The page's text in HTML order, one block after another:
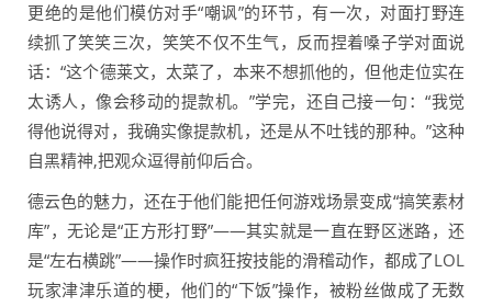
更绝的是他们模仿对手“嘲讽”的环节，有一次，对面打野连
续抓了笑笑三次，笑笑不仅不生气，反而捏着嗓子学对面说
话：“这个德莱文，太菜了，本来不想抓他的，但他走位实在
太诱人，像会移动的提款机。”学完，还自己接一句：“我觉
得他说得对，我确实像提款机，还是从不吐钱的那种。”这种
自黑精神,把观众逗得前仰后合。
德云色的魅力，还在于他们能把任何游戏场景变成“搞笑素材
库”，无论是“正方形打野”——其实就是一直在野区迷路，还
是“左右横跳”——操作时疯狂按技能的滑稽动作，都成了LOL
玩家津津乐道的梗，他们的“下饭”操作，被粉丝做成了无数